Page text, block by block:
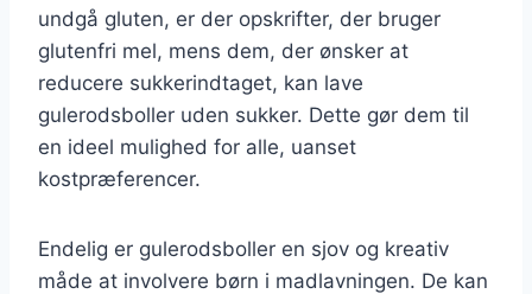
undgå gluten, er der opskrifter, der bruger
glutenfri mel, mens dem, der ønsker at
reducere sukkerindtaget, kan lave
gulerodsboller uden sukker. Dette gør dem til
en ideel mulighed for alle, uanset
kostpræferencer.
Endelig er gulerodsboller en sjov og kreativ
måde at involvere børn i madlavningen. De kan